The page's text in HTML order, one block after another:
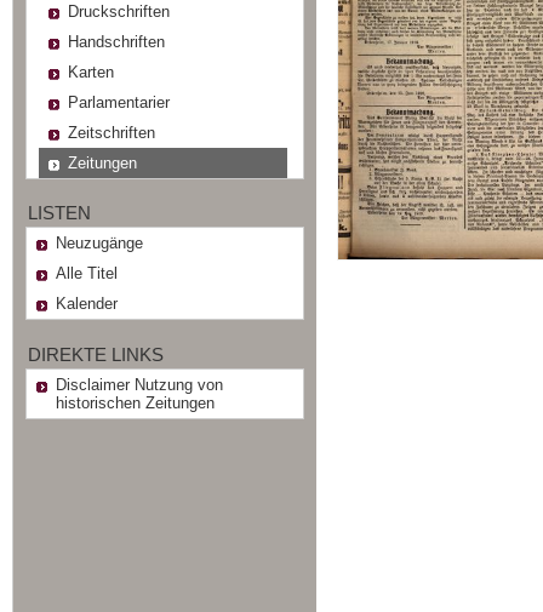
Druckschriften
Handschriften
Karten
Parlamentarier
Zeitschriften
Zeitungen
LISTEN
Neuzugänge
Alle Titel
Kalender
DIREKTE LINKS
Disclaimer Nutzung von
historischen Zeitungen